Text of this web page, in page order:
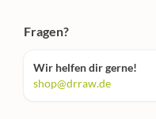
Fragen?
Wir helfen dir gerne!
shop@drraw.de